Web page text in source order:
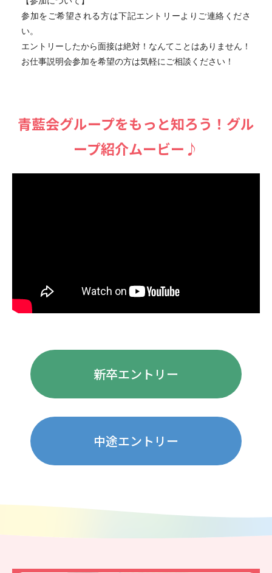
参加をご希望される方は下記エントリーよりご連絡くださ
い。
エントリーしたから面接は絶対！なんてことはありません！
お仕事説明会参加を希望の方は気軽にご相談ください！
⻘藍会グループをもっと知ろう！グル
ープ紹介ムービー♪